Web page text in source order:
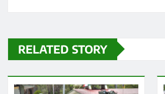
RELATED STORY